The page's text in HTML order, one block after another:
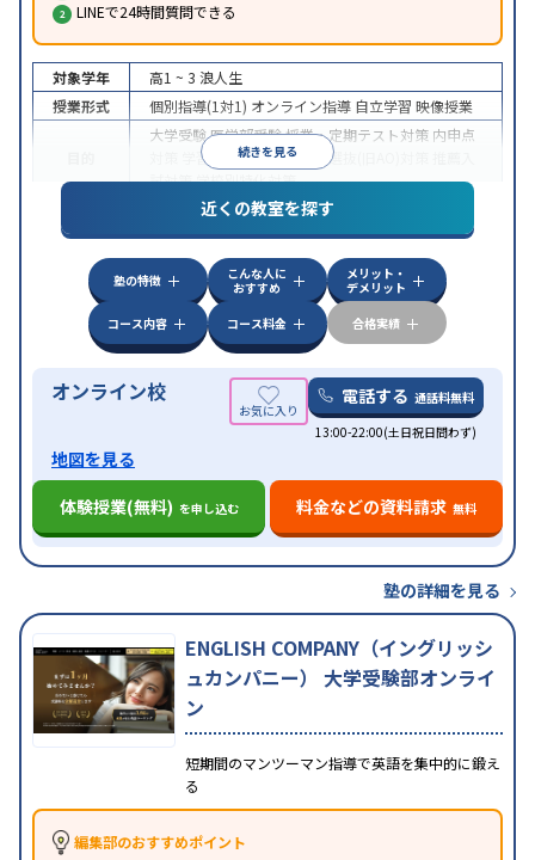
LINEで24時間質問できる
続きを見る
対象学年 高1 ~ 3 浪人生
授業形式
個別指導(1対1) オンライン指導 自立学習 映像授業
大学受験医学部受験授業・定期テスト対策 内申点
学習習慣の定着 総合型選抜(旧AO)対策
試対策学校別特化対策
特徴
中高一貫校生に対応授業の振替可能
学習にPC・タブレットを利用オンライン対応1
科目から受講可能
近くの教室を探す
塾の特徴
こんな人に
おすすめ
メリット・
デメリット
コース内容
コース料金 合格実績
オンライン校 電話する 通話料無料
13:00-22:00(土日祝日問わず)
地図を見る
体験授業(無料) を申し込む 料金などの資料請求 無料
塾の詳細を見る
ENGLISH COMPANY（イングリッシ
ュカンパニー） 大学受験部オンライ
ン
短期間のマンツーマン指導で英語を集中的に鍛え
る
編集部のおすすめポイント